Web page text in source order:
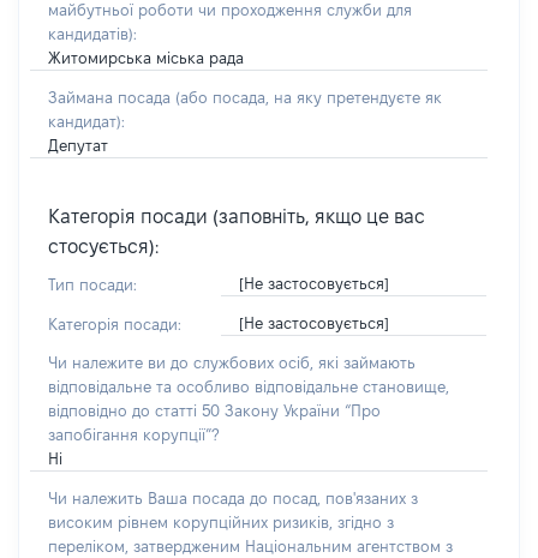
майбутньої роботи чи проходження служби для
кандидатів):
Житомирська міська рада
Займана посада (або посада, на яку претендуєте як
кандидат):
Депутат
Категорія посади (заповніть, якщо це вас
стосується):
Тип посади: [Не застосовується]
Категорія посади: [Не застосовується]
Чи належите ви до службових осіб, які займають
відповідальне та особливо відповідальне становище,
відповідно до статті 50 Закону України “Про
запобігання корупції”?
Ні
Чи належить Ваша посада до посад, пов'язаних з
високим рівнем корупційних ризиків, згідно з
переліком, затвердженим Національним агентством з